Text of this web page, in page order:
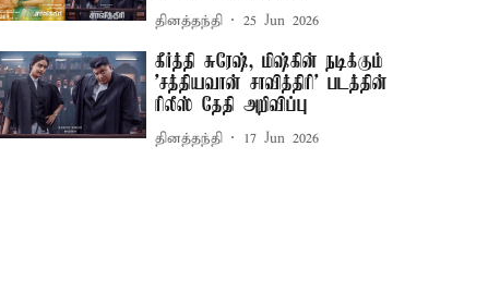
தினத்தந்தி 25 Jun 2026
கீர்த்தி சுரேஷ், மிஷ்கின் நடிக்கும்
’சத்தியவான் சாவித்திரி’ படத்தின்
ரிலீஸ் தேதி அறிவிப்பு
தினத்தந்தி 17 Jun 2026